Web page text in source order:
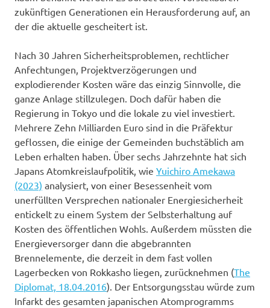
zukünftigen Generationen ein Herausforderung auf, an
der die aktuelle gescheitert ist.
Nach 30 Jahren Sicherheitsproblemen, rechtlicher
Anfechtungen, Projektverzögerungen und
explodierender Kosten wäre das einzig Sinnvolle, die
ganze Anlage stillzulegen. Doch dafür haben die
Regierung in Tokyo und die lokale zu viel investiert.
Mehrere Zehn Milliarden Euro sind in die Präfektur
geflossen, die einige der Gemeinden buchstäblich am
Leben erhalten haben. Über sechs Jahrzehnte hat sich
Japans Atomkreislaufpolitik, wie Yuichiro Amekawa
(2023) analysiert, von einer Besessenheit vom
unerfüllten Versprechen nationaler Energiesicherheit
entickelt zu einem System der Selbsterhaltung auf
Kosten des öffentlichen Wohls. Außerdem müssten die
Energieversorger dann die abgebrannten
Brennelemente, die derzeit in dem fast vollen
Lagerbecken von Rokkasho liegen, zurücknehmen (The
Diplomat, 18.04.2016). Der Entsorgungsstau würde zum
Infarkt des gesamten japanischen Atomprogramms